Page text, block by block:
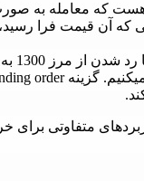
هست که معامله به
آن قیمت فرا رسید،